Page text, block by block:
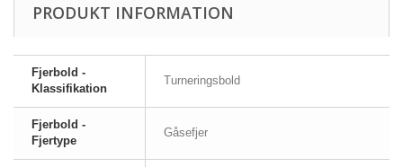
PRODUKT INFORMATION
Fjerbold -
Klassifikation
Turneringsbold
Fjerbold -
Fjertype
Gåsefjer